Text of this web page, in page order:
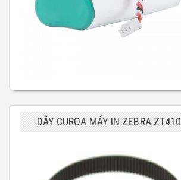
DÂY CUROA MÁY IN ZEBRA ZT410